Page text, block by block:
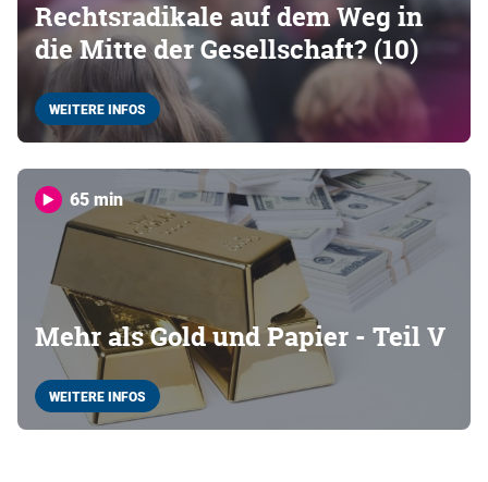
Rechtsradikale auf dem Weg in
die Mitte der Gesellschaft? (10)
WEITERE INFOS
65 min
Mehr als Gold und Papier - Teil V
WEITERE INFOS